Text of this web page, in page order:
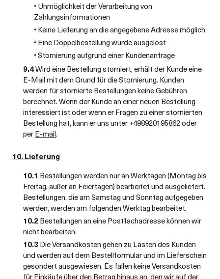
• Unmöglichkeit der Verarbeitung von
Zahlungsinformationen
• Keine Lieferung an die angegebene Adresse möglich
• Eine Doppelbestellung wurde ausgelöst
• Stornierung aufgrund einer Kundenanfrage
9.4Wird eine Bestellung storniert, erhält der Kunde eine
E-Mail mit dem Grund für die Stornierung. Kunden
werden für stornierte Bestellungen keine Gebühren
berechnet. Wenn der Kunde an einer neuen Bestellung
interessiert ist oder wenn er Fragen zu einer stornierten
Bestellung hat, kann er uns unter +498920195862 oder
perE-mail.
10. Lieferung
10.1 Bestellungen werden nur an Werktagen (Montag bis
Freitag, außer an Feiertagen) bearbeitet und ausgeliefert.
Bestellungen, die am Samstag und Sonntag aufgegeben
werden, werden am folgenden Werktag bearbeitet.
10.2Bestellungen an eine Postfachadresse können wir
nicht bearbeiten.
10.3Die Versandkosten gehen zu Lasten des Kunden
und werden auf dem Bestellformular und im Lieferschein
gesondert ausgewiesen. Es fallen keine Versandkosten
für Einkäufe über den Betrag hinaus an, den wir auf der